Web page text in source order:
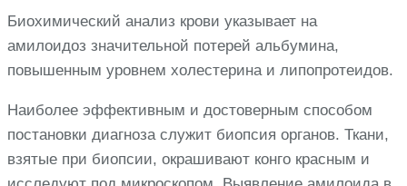
Биохимический анализ крови указывает на
амилоидоз значительной потерей альбумина,
повышенным уровнем холестерина и липопротеидов.
Наиболее эффективным и достоверным способом
постановки диагноза служит биопсия органов. Ткани,
взятые при биопсии, окрашивают конго красным и